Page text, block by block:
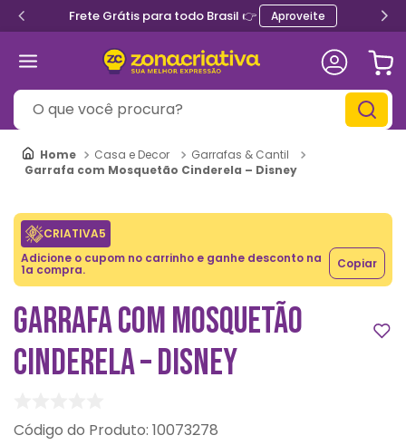
Frete Grátis para todo Brasil 👉 Aproveite
O que você procura?
Casa e Decor
Garrafas & Cantil
Garrafa com Mosquetão Cinderela – Disney
CRIATIVA5
Adicione o cupom no carrinho e ganhe desconto na
1a compra. Copiar
GARRAFA COM MOSQUETÃO
CINDERELA – DISNEY
: 10073278